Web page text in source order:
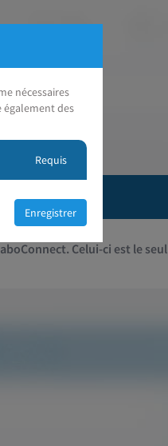
Celui-ci est le seul
nécessaires
également des
Requis